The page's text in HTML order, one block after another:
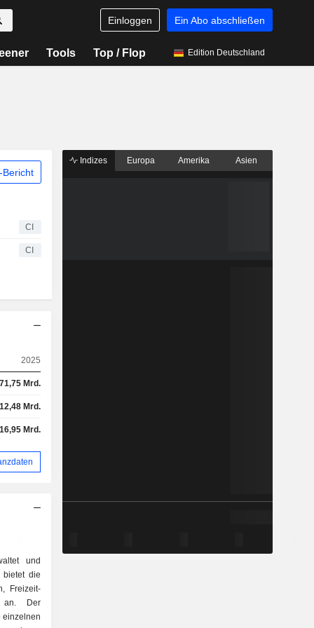
Einloggen Ein Abo abschließen
Tools Top / Flop Edition Deutschland
Bericht
CI
CI
2025
71,75 Mrd.
12,48 Mrd.
16,95 Mrd.
und
bietet die
Freizeit-
an. Der
einzelnen
Indizes Europa Amerika Asien